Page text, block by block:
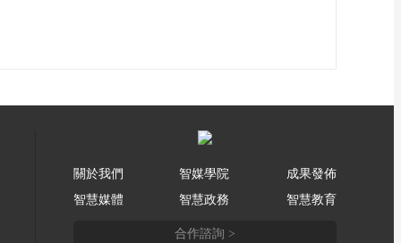
關於我們 智媒學院
成果發佈
智慧媒體
智慧政務 智慧教育
合作諮詢 >